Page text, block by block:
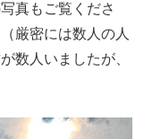
真もご覧くださ
厳密には数人の人
数人いましたが、